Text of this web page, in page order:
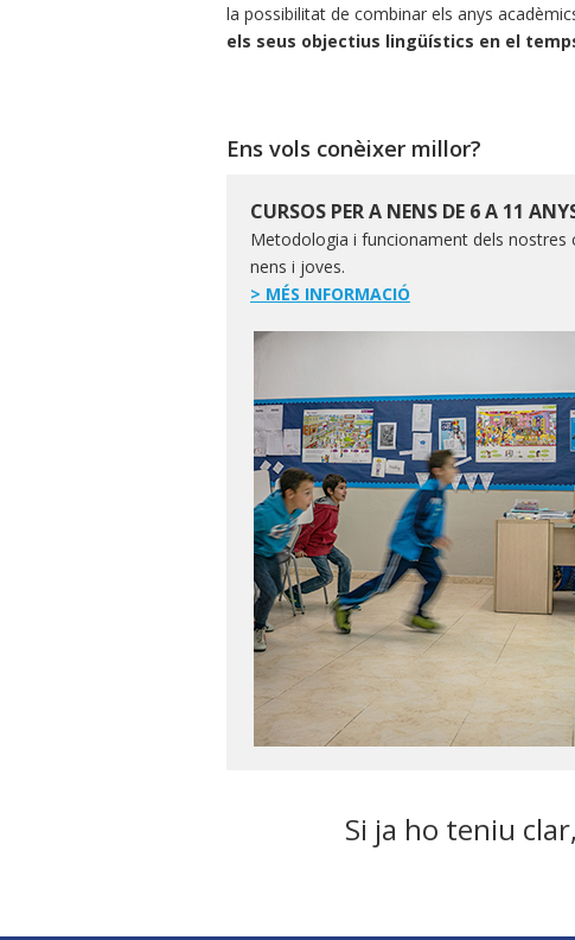
la possibilitat de combinar els anys
els seus objectius lingüístics en el
Ens vols conèixer millor?
CURSOS PER A NENS DE 6 A 11
​Metodologia i funcionament dels nostres
nens i joves.
> MÉS INFORMACIÓ
Si ja ho teniu